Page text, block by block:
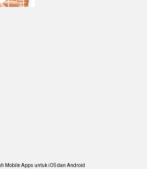
Mobile Apps untuk iOS dan Android